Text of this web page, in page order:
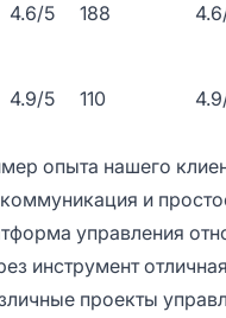
4.6/5 188
4.9/5 110
опыта нашего
и
управления
инструмент
проекты